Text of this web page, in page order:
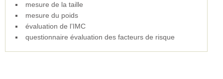
mesure de la taille
mesure du poids
évaluation de l’IMC
questionnaire évaluation des facteurs de risque